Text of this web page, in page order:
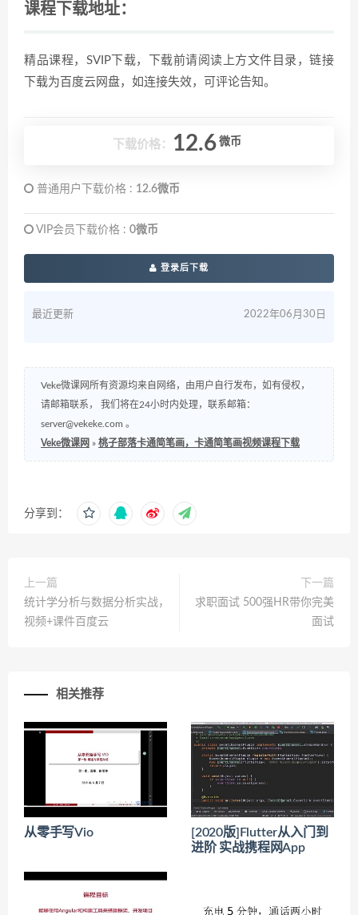
课程下载地址：
精品课程，SVIP下载，下载前请阅读上方文件目录，链接
下载为百度云网盘，如连接失效，可评论告知。
下载价格： 12.6 微币
普通用户下载价格 : 12.6微币
VIP会员下载价格 : 0微币
登录后下载
最近更新 2022年06月30日
Veke微课网所有资源均来自网络，由用户自行发布，如有侵权，
请邮箱联系， 我们将在24小时内处理，联系邮箱：
server@vekeke.com 。
Veke微课网 » 桃子部落卡通简笔画，卡通简笔画视频课程下载
分享到：
上一篇
统计学分析与数据分析实战，
视频+课件百度云
下一篇
求职面试 500强HR带你完美
面试
相关推荐
从零手写Vio
[2020版]Flutter从入门到
进阶 实战携程网App